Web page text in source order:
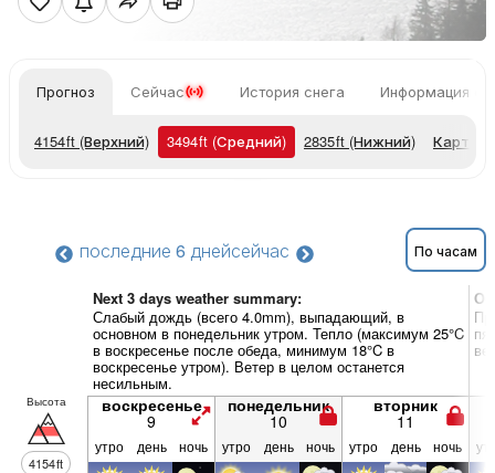
Прогноз Сейчас История снега Информация о
4154ft (Верхний) 3494ft (Средний) 2835ft (Нижний) Карты
последние 6 днейсейчас По часам
Next 3 days weather summary:
Слабый дождь (всего 4.0mm), выпадающий, в
основном в понедельник утром. Тепло (максимум 25°C
в воскресенье после обеда, минимум 18°C в
воскресенье утром). Ветер в целом останется
несильным.
Высота
4154ft
воскресенье
9
понедельник
10
вторник
11
утро день ночь утро день ночь утро день ночь